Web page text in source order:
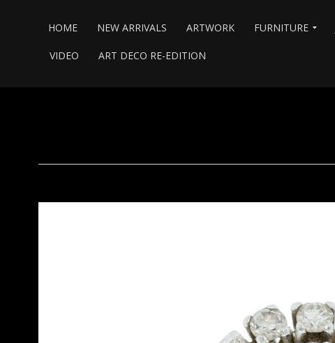
HOME NEW ARRIVALS ARTWORK FURNITURE
VIDEO ART DECO RE-EDITION